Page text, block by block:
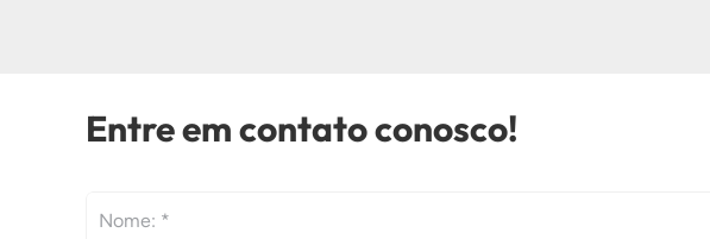
Entre em contato conosco!